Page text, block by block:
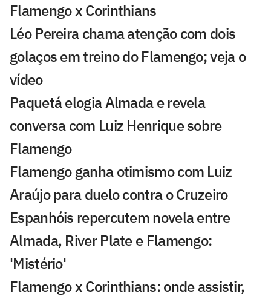
Flamengo x Corinthians
Léo Pereira chama atenção com dois
golaços em treino do Flamengo; veja o
vídeo
Paquetá elogia Almada e revela
conversa com Luiz Henrique sobre
Flamengo
Flamengo ganha otimismo com Luiz
Araújo para duelo contra o Cruzeiro
Espanhóis repercutem novela entre
Almada, River Plate e Flamengo:
'Mistério'
Flamengo x Corinthians: onde assistir,